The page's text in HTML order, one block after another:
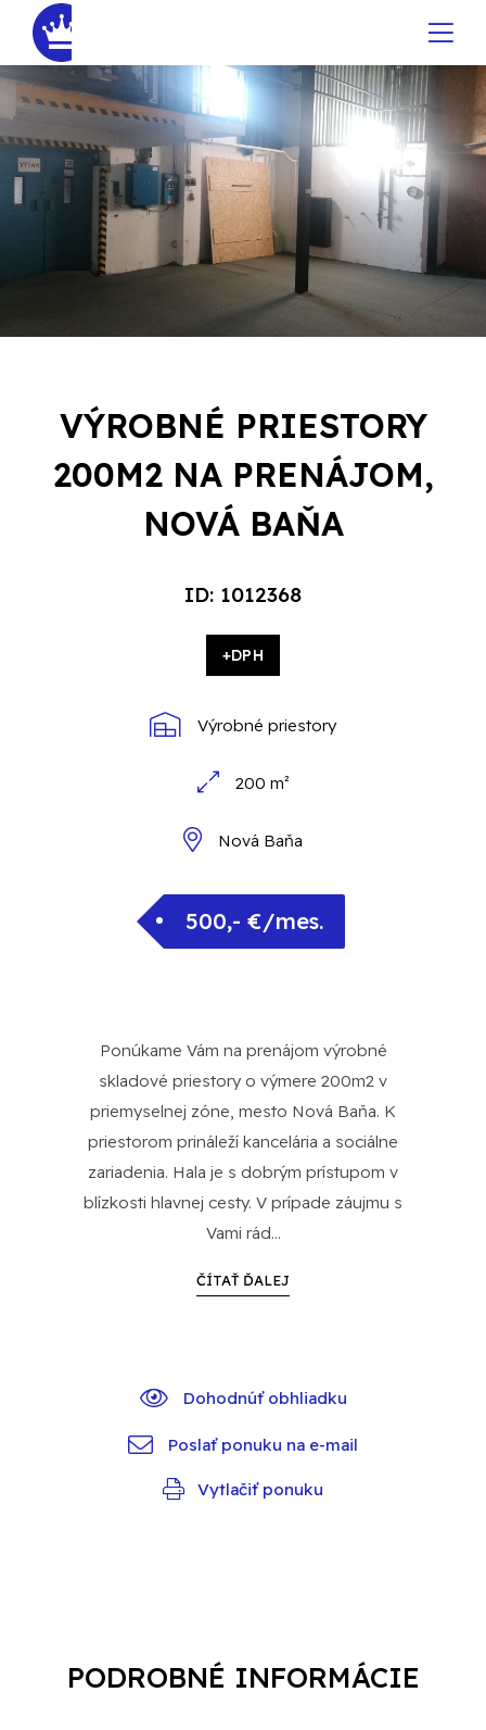
VÝROBNÉ PRIESTORY
200M2 NA PRENÁJOM,
NOVÁ BAŇA
ID: 1012368
+DPH
Výrobné priestory
200 m²
Nová Baňa
500,- €/mes.
Ponúkame Vám na prenájom výrobné
skladové priestory o výmere 200m2 v
priemyselnej zóne, mesto Nová Baňa. K
priestorom prináleží kancelária a sociálne
zariadenia. Hala je s dobrým prístupom v
blízkosti hlavnej cesty. V prípade záujmu s
Vami rád...
ČÍTAŤ ĎALEJ
Dohodnúť obhliadku
Poslať ponuku na e-mail
Vytlačiť ponuku
PODROBNÉ INFORMÁCIE